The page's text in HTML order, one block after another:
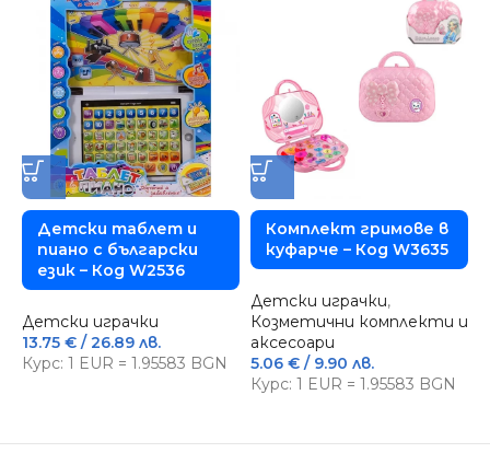
Детски таблет и
пиано с български
език – Код W2536
Детски играчки
13.75 € / 26.89 лв.
Курс: 1 EUR = 1.95583 BGN
Комплект гримове в
куфарче – Код W3635
Детски играчки,
Козметични комплекти и
аксесоари
5.06 €/ 9.90 лв.
Курс: 1 EUR = 1.95583 BGN